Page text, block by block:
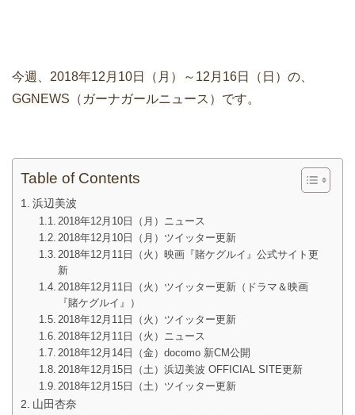
今週、2018年12月10日（月）～12月16日（日）の、
GGNEWS（ガーナガールニュース）です。
Table of Contents
浜辺美波
2018年12月10日（月）ニュース
2018年12月10日（月）ツイッター更新
2018年12月11日（火）映画『賭ケグルイ』公式サイト更
新
2018年12月11日（火）ツイッター更新（ドラマ＆映画
『賭ケグルイ』）
2018年12月11日（火）ツイッター更新
2018年12月11日（火）ニュース
2018年12月14日（金）docomo 新CM公開
2018年12月15日（土）浜辺美波 OFFICIAL SITE更新
2018年12月15日（土）ツイッター更新
山田杏奈